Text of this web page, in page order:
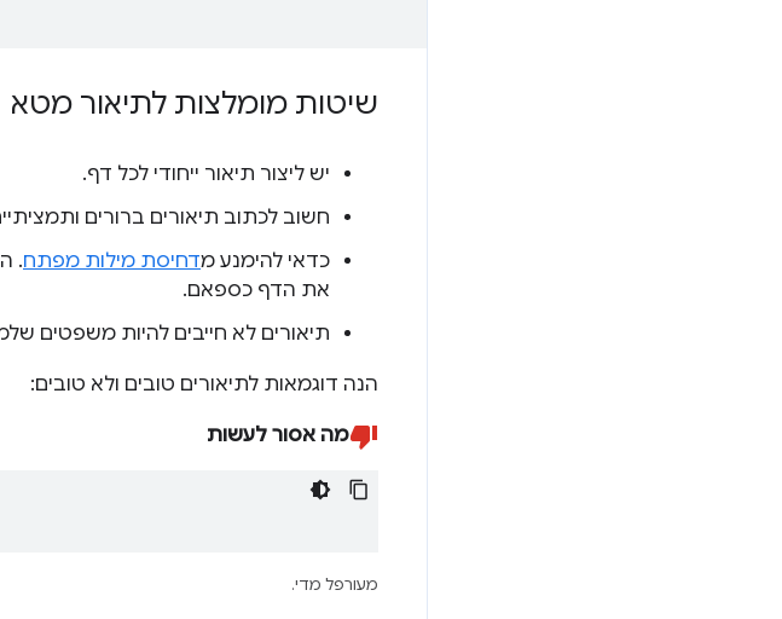
שיטות מומלצות לתיאור מטא
יש ליצור תיאור ייחודי לכל דף.
חשוב לכתוב תיאורים ברורים
כדאי להימנע מדחיסת מילות מפתח.
את הדף כספאם.
תיאורים לא חייבים להיות משפטים
הנה דוגמאות לתיאורים טובים ולא טובים:
מה אסור לעשות
מעורפל מדי.